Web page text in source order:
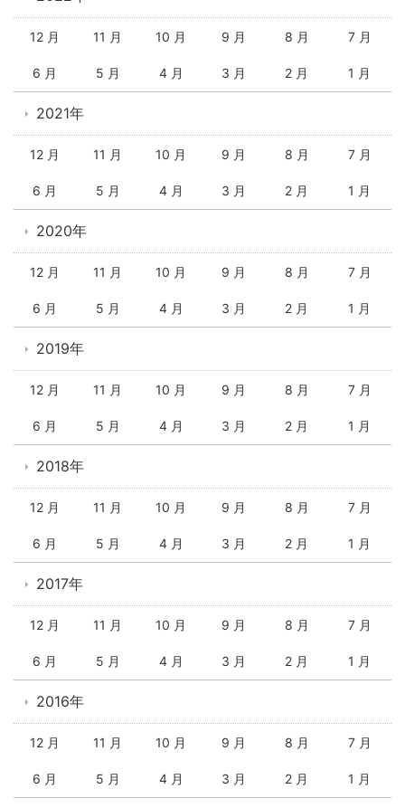
12 月 11 月 10 月 9 月 8 月 7 月
6 月 5 月 4 月 3 月 2 月 1 月
2021年
12 月 11 月 10 月 9 月 8 月 7 月
6 月 5 月 4 月 3 月 2 月 1 月
2020年
12 月 11 月 10 月 9 月 8 月 7 月
6 月 5 月 4 月 3 月 2 月 1 月
2019年
12 月 11 月 10 月 9 月 8 月 7 月
6 月 5 月 4 月 3 月 2 月 1 月
2018年
12 月 11 月 10 月 9 月 8 月 7 月
6 月 5 月 4 月 3 月 2 月 1 月
2017年
12 月 11 月 10 月 9 月 8 月 7 月
6 月 5 月 4 月 3 月 2 月 1 月
2016年
12 月 11 月 10 月 9 月 8 月 7 月
6 月 5 月 4 月 3 月 2 月 1 月